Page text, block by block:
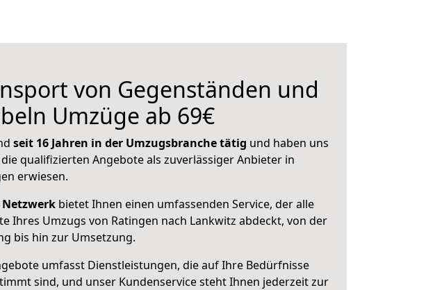
von Gegenständen und
Umzüge ab 69€
seit 16 Jahren in der Umzugsbranche tätig und haben uns
qualifizierten Angebote als zuverlässiger Anbieter in
erwiesen.
Netzwerk bietet Ihnen einen umfassenden Service, der alle
Ihres Umzugs von Ratingen nach Lankwitz abdeckt, von der
bis hin zur Umsetzung.
umfasst Dienstleistungen, die auf Ihre Bedürfnisse
sind, und unser Kundenservice steht Ihnen jederzeit zur